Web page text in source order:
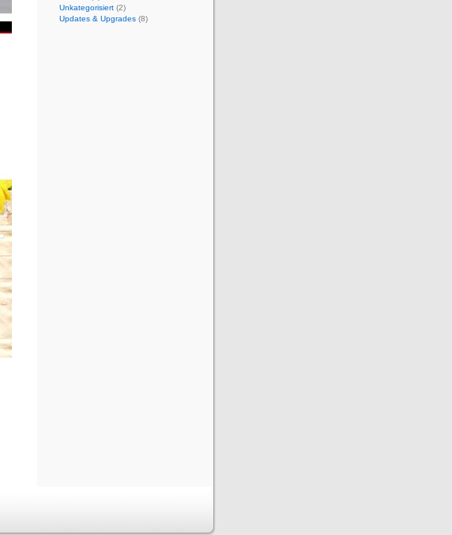
Unkategorisiert (2)
Updates & Upgrades (8)